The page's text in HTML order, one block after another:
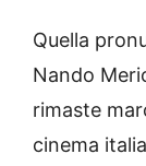
Quella
Nando
rimaste
cinema